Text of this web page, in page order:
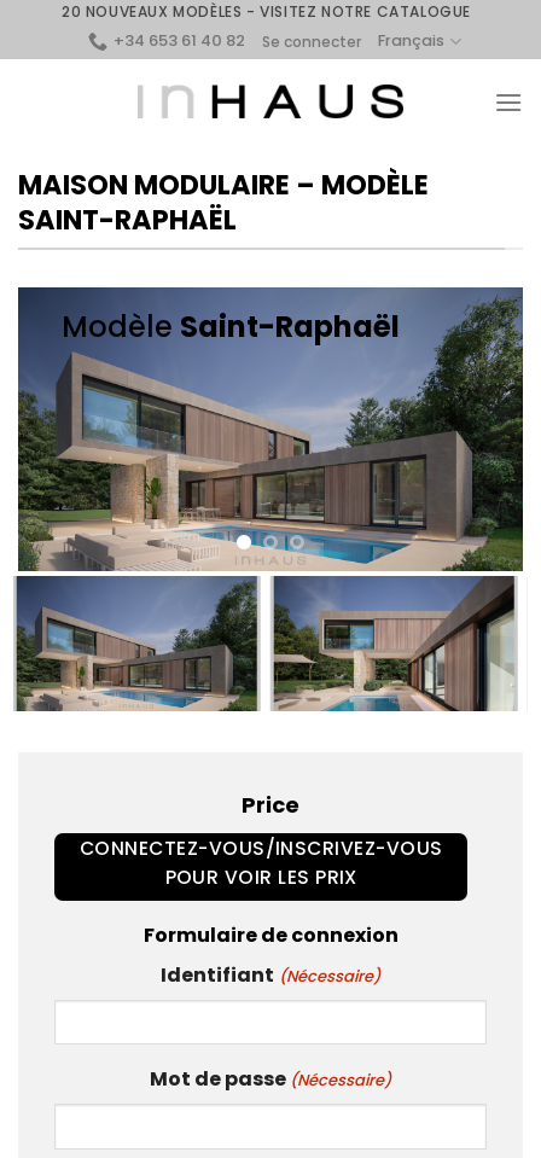
20 NOUVEAUX MODÈLES - VISITEZ NOTRE CATALOGUE
+34 653 61 40 82 Se connecter Français
MAISON MODULAIRE – MODÈLE
SAINT-RAPHAËL
Modèle Saint-Raphaël
Price
CONNECTEZ-VOUS/INSCRIVEZ-VOUS
POUR VOIR LES PRIX
Formulaire de connexion
Identifiant (Nécessaire)
Mot de passe (Nécessaire)